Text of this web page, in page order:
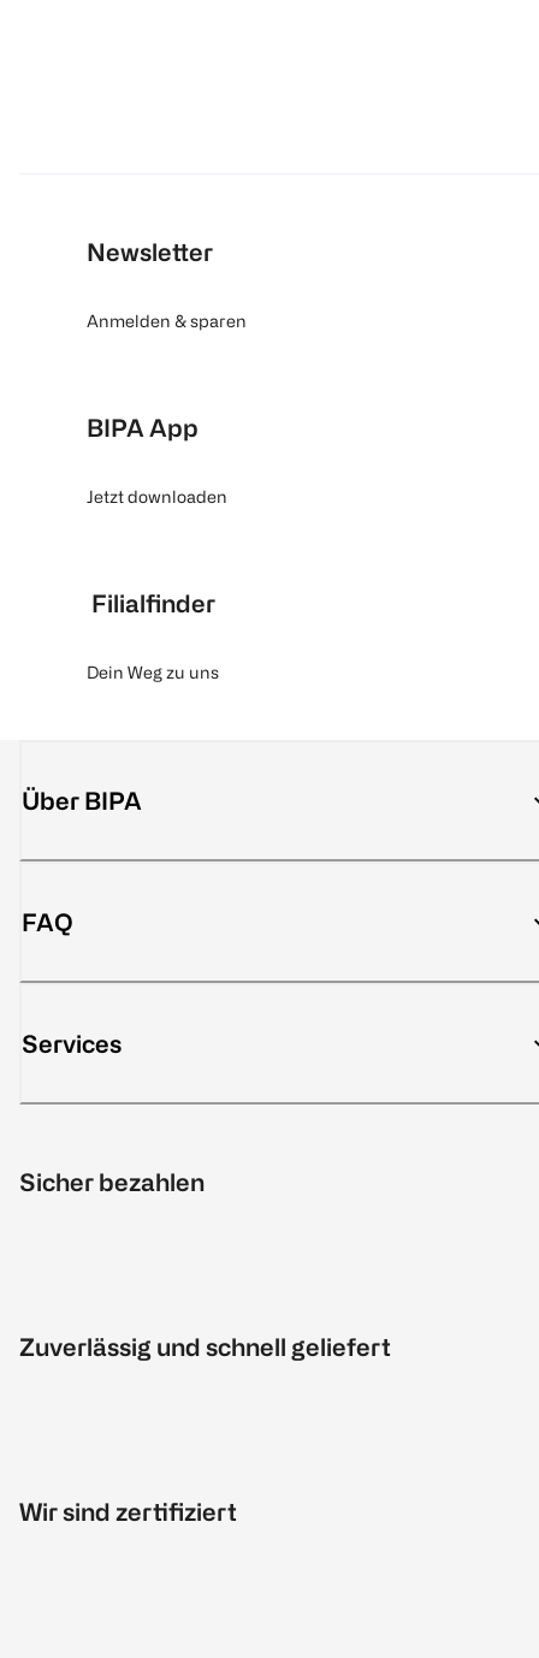
Newsletter
Anmelden & sparen
BIPA App
Jetzt downloaden
Filialfinder
Dein Weg zu uns
Über BIPA
FAQ
Services
Sicher bezahlen
Zuverlässig und schnell geliefert
Wir sind zertifiziert